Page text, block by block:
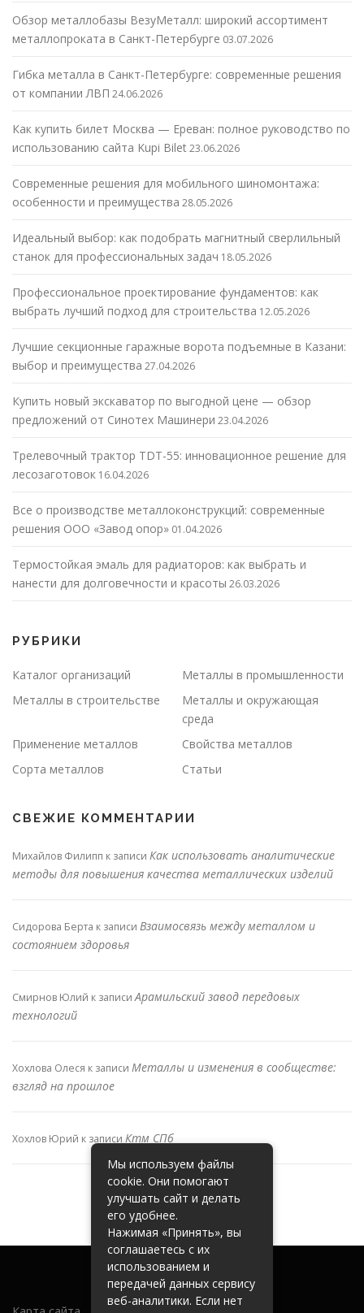
Обзор металлобазы ВезуМеталл: широкий ассортимент
металлопроката в Санкт-Петербурге 03.07.2026
Гибка металла в Санкт-Петербурге: современные решения
от компании ЛВП 24.06.2026
Как купить билет Москва — Ереван: полное руководство по
использованию сайта Kupi Bilet23.06.2026
Современные решения для мобильного шиномонтажа:
особенности и преимущества 28.05.2026
Идеальный выбор: как подобрать магнитный сверлильный
станок для профессиональных задач 18.05.2026
Профессиональное проектирование фундаментов: как
выбрать лучший подход для строительства 12.05.2026
Лучшие секционные гаражные ворота подъемные в Казани:
выбор и преимущества 27.04.2026
Купить новый экскаватор по выгодной цене — обзор
предложений от Синотех Машинери 23.04.2026
Трелевочный трактор TDT-55: инновационное решение для
лесозаготовок 16.04.2026
Все о производстве металлоконструкций: современные
решения ООО «Завод опор» 01.04.2026
Термостойкая эмаль для радиаторов: как выбрать и
нанести для долговечности и красоты 26.03.2026
РУБРИКИ
Каталог организаций
Металлы в промышленности
Металлы в строительстве
Металлы и окружающая
среда
Применение металлов
Свойства металлов
Сорта металлов
Статьи
СВЕЖИЕ КОММЕНТАРИИ
Михайлов Филипп к записи Как использовать аналитические
методы для повышения качества металлических изделий
Сидорова Берта к записи Взаимосвязь между металлом и
состоянием здоровья
Смирнов Юлий к записиАрамильский завод передовых
технологий
Хохлова Олеся к записи Металлы и изменения в сообществе:
взгляд на прошлое
Хохлов Юрий к записи Ктм СПб
Мы используем файлы
cookie. Они помогают
улучшать сайт и делать
его удобнее.
Нажимая «Принять», вы
соглашаетесь с их
использованием и
передачей данных сервису
веб-аналитики. Если нет